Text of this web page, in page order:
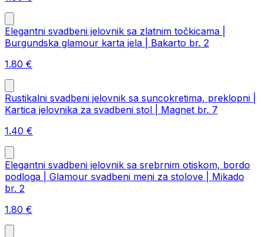
Elegantni svadbeni jelovnik sa zlatnim točkicama |
Burgundska glamour karta jela | Bakarto br. 2
1.80 €
Rustikalni svadbeni jelovnik sa suncokretima, preklopni |
Kartica jelovnika za svadbeni stol | Magnet br. 7
1.40 €
Elegantni svadbeni jelovnik sa srebrnim otiskom, bordo
podloga | Glamour svadbeni meni za stolove | Mikado
br. 2
1.80 €